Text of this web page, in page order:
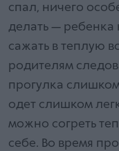
спал, ничего
делать — ребенка
сажать в теплую
родителям
прогулка
одет слишком
можно согреть
себе. Во время